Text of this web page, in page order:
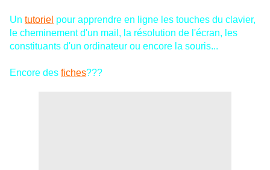
Un tutoriel pour apprendre en ligne les touches du clavier,
le cheminement d'un mail, la résolution de l'écran, les
constituants d'un ordinateur ou encore la souris...
Encore des fiches???